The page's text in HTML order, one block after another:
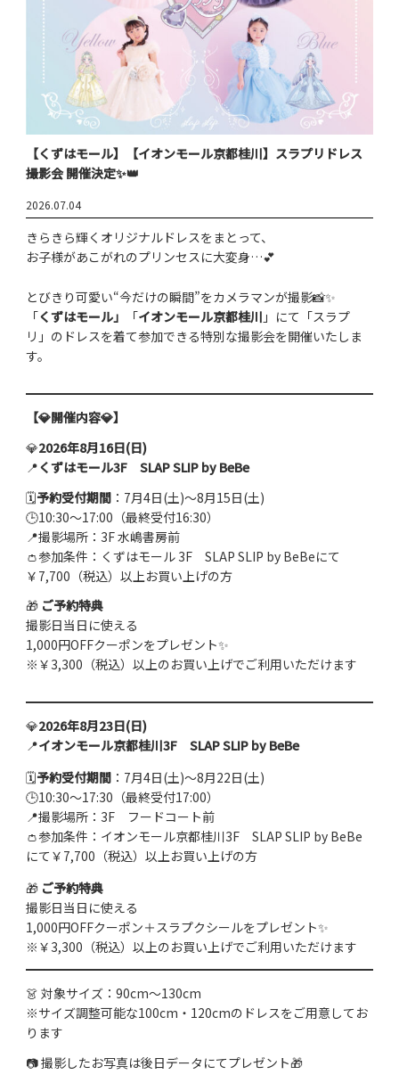
【くずはモール】【イオンモール京都桂川】スラプリドレス
撮影会 開催決定✨👑
2026.07.04
きらきら輝くオリジナルドレスをまとって、
お子様があこがれのプリンセスに大変身…💕
とびきり可愛い“今だけの瞬間”をカメラマンが撮影📸✨
「くずはモール」 「イオンモール京都桂川 」にて「スラプ
リ」のドレスを着て参加できる特別な撮影会を開催いたしま
す。
【💎開催内容💎】
💎2026年8月16日(日)
📍くずはモール3F SLAP SLIP by BeBe
🗓予約受付期間 ：7月4日(土)～8月15日(土)
🕒10:30〜17:00（最終受付16:30）
📍撮影場所：3F 水嶋書房前
👛参加条件：くずはモール 3F SLAP SLIP by BeBeにて
￥7,700（税込）以上お買い上げの方
🎁 ご予約特典
撮影日当日に使える
1,000円OFFクーポンをプレゼント✨
※￥3,300（税込）以上のお買い上げでご利用いただけます
💎2026年8月23日(日)
📍イオンモール京都桂川3F
SLAP SLIP by BeBe
🗓予約受付期間 ：7月4日(土)〜8月22日(土)
🕒10:30〜17:30（最終受付17:00）
📍撮影場所：3F フードコート前
👛参加条件：イオンモール京都桂川3F SLAP SLIP by BeBe
にて￥7,700（税込）以上お買い上げの方
🎁 ご予約特典
撮影日当日に使える
1,000円OFFクーポン＋スラプクシールをプレゼント✨
※￥3,300（税込）以上のお買い上げでご利用いただけます
👗 対象サイズ：90cm〜130cm
※サイズ調整可能な100cm・120cmのドレスをご用意してお
ります
📷 撮影したお写真は後日データにてプレゼント🎁